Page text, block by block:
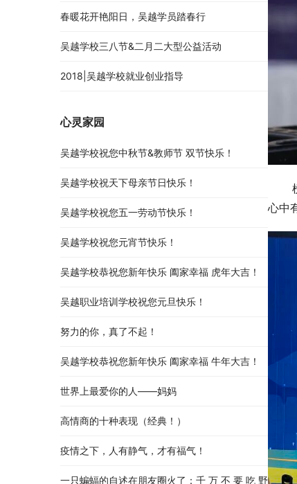
榜
心中
春暖花开艳阳日，吴越学员踏春行
吴越学校三八节&二月二大型公益活动
2018|吴越学校就业创业指导
心灵家园
吴越学校祝您中秋节&教师节 双节快乐！
吴越学校祝天下母亲节日快乐！
吴越学校祝您五一劳动节快乐！
吴越学校祝您元宵节快乐！
吴越学校恭祝您新年快乐 阖家幸福 虎年大吉！
吴越职业培训学校祝您元旦快乐！
努力的你，真了不起！
吴越学校恭祝您新年快乐 阖家幸福 牛年大吉！
世界上最爱你的人——妈妈
高情商的十种表现（经典！）
疫情之下，人有静气，才有福气！
一只蝙蝠的自述在朋友圈火了：千 万 不 要 吃 野